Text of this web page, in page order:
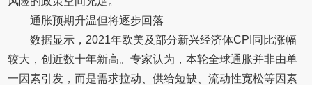
通胀预期升温但将逐步回落
数据显示，2021年欧美及部分新兴经济体CPI同比涨幅
较大，创近数十年新高。专家认为，本轮全球通胀并非由单
一因素引发，而是需求拉动、供给短缺、流动性宽松等因素